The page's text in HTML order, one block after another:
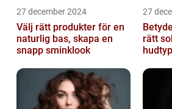
27 december 2024
Välj rätt produkter för en
naturlig bas, skapa en
snapp sminklook
27
rätt
hudtyp